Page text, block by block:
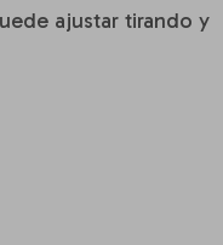
ajustar tirando y